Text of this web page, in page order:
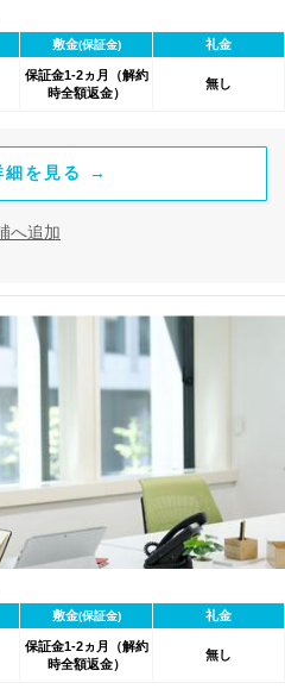
敷金(保証金) 礼金
保証金1-2ヵ月（解約
時全額返金）
無し
細を見る →
へ追加
敷金(保証金) 礼金
保証金1-2ヵ月（解約
時全額返金）
無し